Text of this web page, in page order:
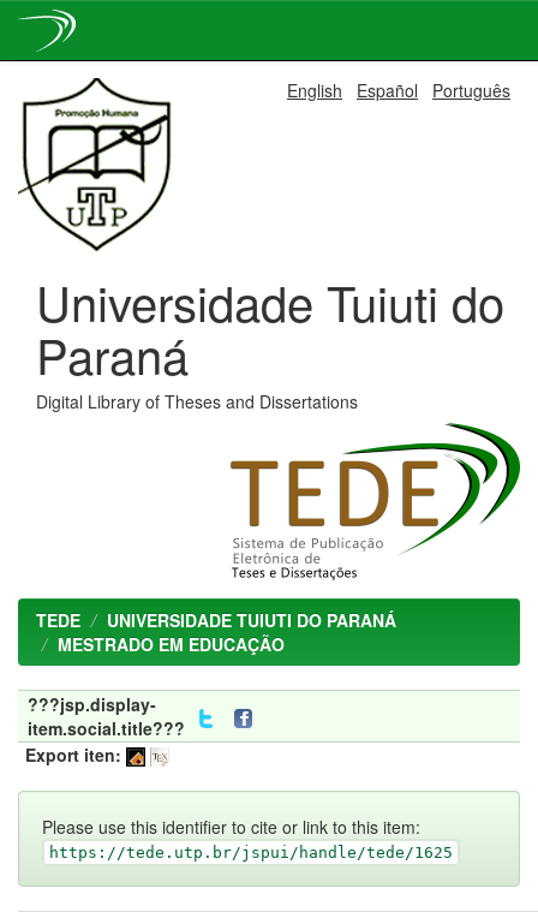
navigation
English Español Português
Universidade Tuiuti do
Paraná
Digital Library of Theses and Dissertations
TEDE
UNIVERSIDADE TUIUTI DO PARANÁ
MESTRADO EM EDUCAÇÃO
???jsp.display-
item.social.title???
Export iten:
Please use this identifier to cite or link to this item:
https://tede.utp.br/jspui/handle/tede/1625